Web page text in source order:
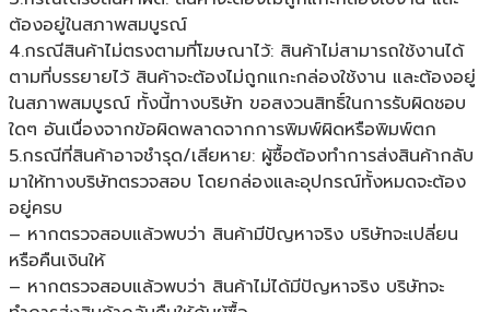
ต้องอยู่ในสภาพสมบูรณ์
4.กรณีสินค้าไม่ตรงตามที่โฆษณาไว้: สินค้าไม่สามารถใช้งานได้
ตามที่บรรยายไว้ สินค้าจะต้องไม่ถูกแกะกล่องใช้งาน และต้องอยู่
ในสภาพสมบูรณ์ ทั้งนี้ทางบริษัท ขอสงวนสิทธิ์ในการรับผิดชอบ
ใดๆ อันเนื่องจากข้อผิดพลาดจากการพิมพ์ผิดหรือพิมพ์ตก
5.กรณีที่สินค้าอาจชำรุด/เสียหาย: ผู้ซื้อต้องทำการส่งสินค้ากลับ
มาให้ทางบริษัทตรวจสอบ โดยกล่องและอุปกรณ์ทั้งหมดจะต้อง
อยู่ครบ
– หากตรวจสอบแล้วพบว่า สินค้ามีปัญหาจริง บริษัทจะเปลี่ยน
หรือคืนเงินให้
– หากตรวจสอบแล้วพบว่า สินค้าไม่ได้มีปัญหาจริง บริษัทจะ